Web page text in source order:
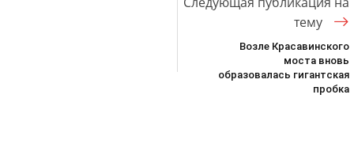
тему
Возле Красавинского
моста вновь
образовалась гигантская
пробка